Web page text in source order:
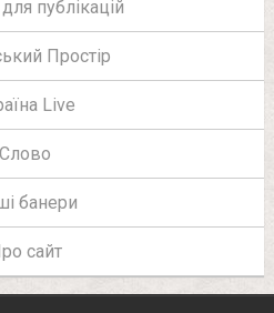
публікацій
Простір
Live
Слово
банери
сайт